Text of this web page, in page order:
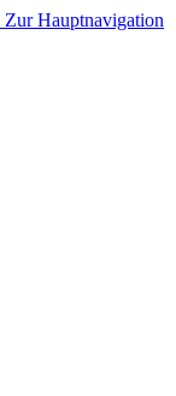
Zur Hauptnavigation